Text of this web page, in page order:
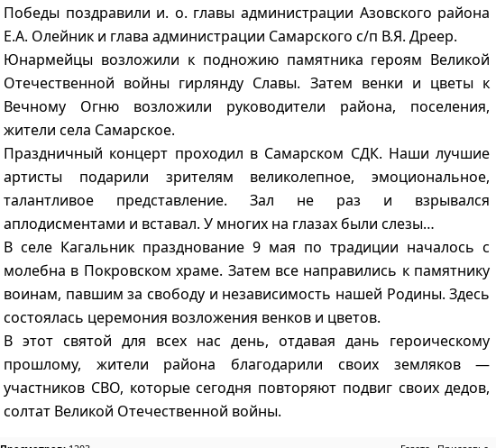
Победы поздравили и. о. главы администрации Азовского района
Е.А. Олейник и глава администрации Самарского с/п В.Я. Дреер.
Юнармейцы возложили к подножию памятника героям Великой
Отечественной войны гирлянду Славы. Затем венки и цветы к
Вечному Огню возложили руководители района, поселения,
жители села Самарское.
Праздничный концерт проходил в Самарском СДК. Наши лучшие
артисты подарили зрителям великолепное, эмоциональное,
талантливое представление. Зал не раз и взрывался
аплодисментами и вставал. У многих на глазах были слезы…
В селе Кагальник празднование 9 мая по традиции началось с
молебна в Покровском храме. Затем все направились к памятнику
воинам, павшим за свободу и независимость нашей Родины. Здесь
состоялась церемония возложения венков и цветов.
В этот святой для всех нас день, отдавая дань героическому
прошлому, жители района благодарили своих земляков —
участников СВО, которые сегодня повторяют подвиг своих дедов,
солтат Великой Отечественной войны.